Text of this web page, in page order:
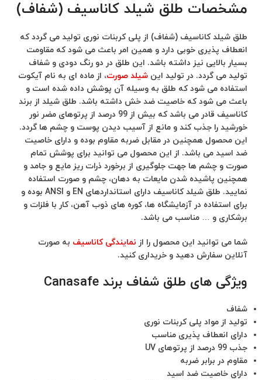
مشخصات طلق شیلد کاناسیف (شفاف)
طلق شیلد کاناسیف (شفاف) از پلی کربنات نوری تولید می گردد که
انعطاف پذیری خوبی دارد و همین امر باعث می شود که مقاومت
بسیار بالایی نیز داشته باشد. این طلق در دو رنگ دودی و شفاف
تولید می گردد. در تولید این شیلد صورت، از ماده ای به نام آیکوت
استفاده می شود که طلق به وسیله آن پوشش داده شده است و
باعث می شود که خاصیت ضد خش داشته باشد. طلق شیلد از برند
کاناسیف قادر می باشد که بیش از 99 درصد از پرتوهای مضر نور
خورشید را جذب کند و مانع از آسیب دیدن پوست و چشم ها گردد.
این محصول همچنین در مقابل ضربه مقاوم بوده و دارای خاصیت
ضد اسید می باشد. از این محصول می توانید برای پوشش تمام
صورت و چشم ها جهت جلوگیری از برخورد ذرات ریز مایع و جامد و
همچنین پاشیده شدن مایعات به دهان، چشم و صورت استفاده
نمایید. طلق شیلد کاناسیف دارای استانداردهای EN و ANSI بوده و
برای استفاده در آزمایشگاه ها، کوره های ذوب آهن، کار با فلزات و
برشکاری و … مناسب می باشد.
شما می توانید این محصول را از نمایندگی کاناسیف به صورت
آنلاین سفارش دهید و خریداری کنید.
ویژگی های طلق شفاف برند Canasafe
شفاف
تولید از مواد پلی کربنات نوری
دارای انعطاف پذیری مناسب
جذب 99 درصد از پرتوهای UV
مقاوم در برابر ضربه
دارای خاصیت ضد اسید